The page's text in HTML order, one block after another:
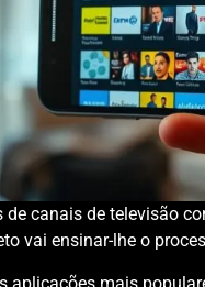
de canais de televisão
vai ensinar-lhe o
aplicações mais